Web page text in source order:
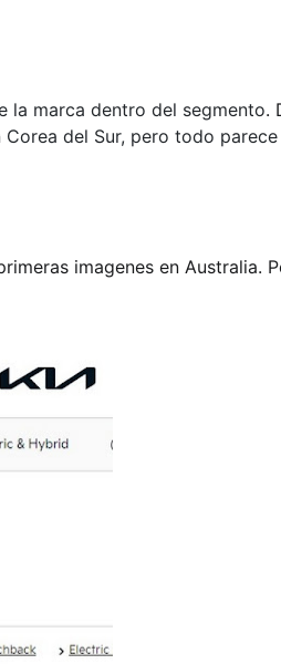
la marca dentro del segmento.
Corea del Sur, pero todo parece
imagenes en Australia.